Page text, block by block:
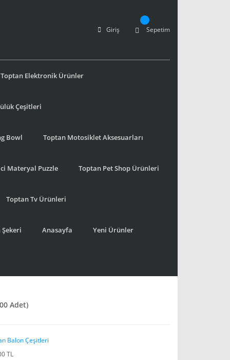
Giriş Sepetim
Toptan Elektronik Ürünler
Çeşitleri
Bowl Toptan Motosiklet Aksesuarları
Materyal Puzzle Toptan Pet Shop Ürünleri
Toptan Tv Ürünleri
Anasayfa Yeni Ürünler
Adet)
Balon Çeşitleri
TL